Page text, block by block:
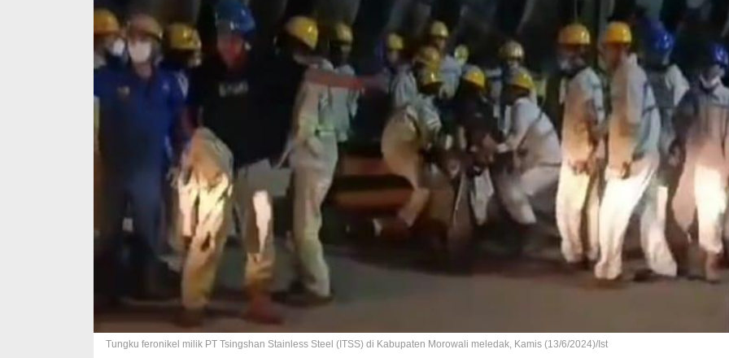
Tungku feronikel milik PT Tsingshan Stainless Steel (ITSS) di Kabupaten Morowali meledak, Kamis (13/6/2024)/Ist